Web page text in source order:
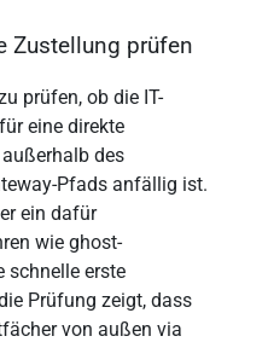
Zustellung prüfen
prüfen, ob die IT-
eine direkte
des
Pfads anfällig ist.
ein dafür
wie ghost-
schnelle erste
Prüfung zeigt, dass
von außen via